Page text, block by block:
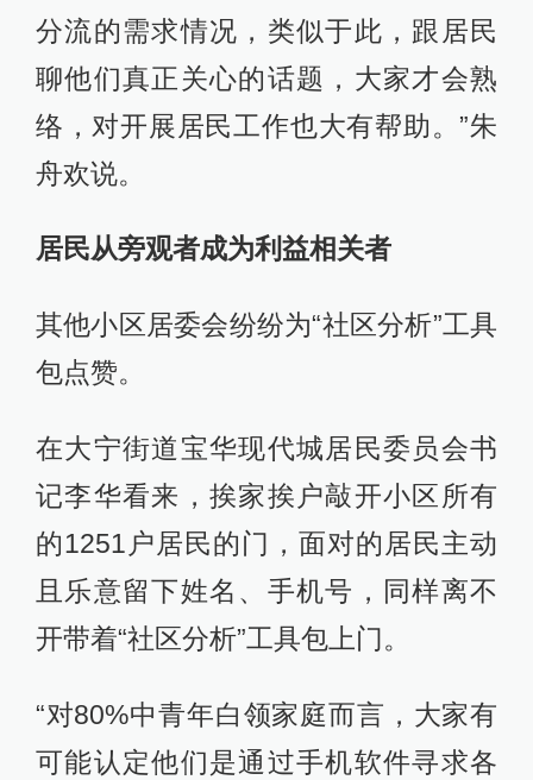
分流的需求情况，类似于此，跟居民
聊他们真正关心的话题，大家才会熟
络，对开展居民工作也大有帮助。”朱
舟欢说。
居民从旁观者成为利益相关者
其他小区居委会纷纷为“社区分析”工具
包点赞。
在大宁街道宝华现代城居民委员会书
记李华看来，挨家挨户敲开小区所有
的1251户居民的门，面对的居民主动
且乐意留下姓名、手机号，同样离不
开带着“社区分析”工具包上门。
“对80%中青年白领家庭而言，大家有
可能认定他们是通过手机软件寻求各